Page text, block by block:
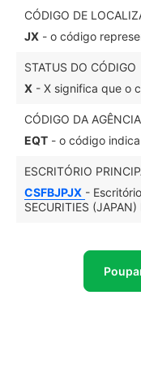
CÓDIGO DE
JX - o código
STATUS DO CÓDIGO
X - X significa que o
CÓDIGO DA AGÊNCIA
EQT - o código
ESCRITÓRIO
CSFBJPJX -
SECURITIES